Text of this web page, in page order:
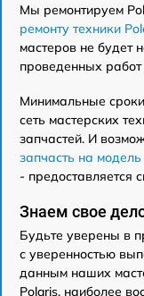
Мы ремонтируем
ремонту техники
мастеров не будет
проведенных работ
Минимальные
сеть мастерских
запчастей. И
запчасть на
- предоставляется
Знаем свое
Будьте уверены в
с уверенностью
данным наших
Polaris, наиболее